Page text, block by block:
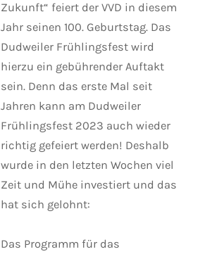
Zukunft“ feiert der VVD in diesem
Jahr seinen 100. Geburtstag. Das
Dudweiler Frühlingsfest wird
hierzu ein gebührender Auftakt
sein. Denn das erste Mal seit
Jahren kann am Dudweiler
Frühlingsfest 2023 auch wieder
richtig gefeiert werden! Deshalb
wurde in den letzten Wochen viel
Zeit und Mühe investiert und das
hat sich gelohnt:
Das Programm für das